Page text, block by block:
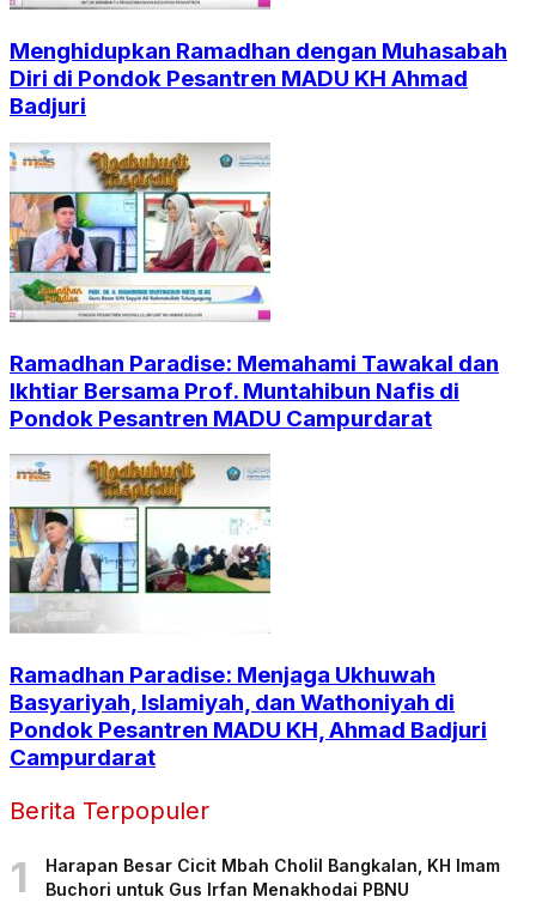
Menghidupkan Ramadhan dengan Muhasabah
Diri di Pondok Pesantren MADU KH Ahmad
Badjuri
Ramadhan Paradise: Memahami Tawakal dan
Ikhtiar Bersama Prof. Muntahibun Nafis di
Pondok Pesantren MADU Campurdarat
Ramadhan Paradise: Menjaga Ukhuwah
Basyariyah, Islamiyah, dan Wathoniyah di
Pondok Pesantren MADU KH, Ahmad Badjuri
Campurdarat
Berita Terpopuler
1
Harapan Besar Cicit Mbah Cholil Bangkalan, KH Imam
Buchori untuk Gus Irfan Menakhodai PBNU